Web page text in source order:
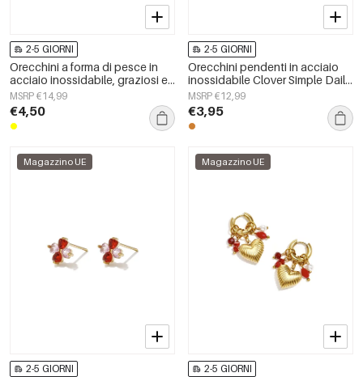
2-5 GIORNI
Orecchini a forma di pesce in
acciaio inossidabile, graziosi e
semplici, della serie Daily
Simple, gioielli da donna.
MSRP €14,99
€4,50
2-5 GIORNI
Orecchini pendenti in acciaio
inossidabile Clover Simple Daily
Simple Series Gioielli da donna
MSRP €12,99
€3,95
Magazzino UE
2-5 GIORNI
Magazzino UE
2-5 GIORNI